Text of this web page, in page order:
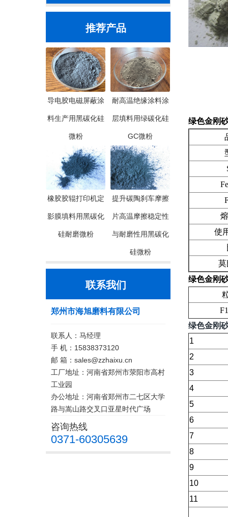
推荐产品
导电胶电磁屏蔽涂
料生产用黑碳化硅
微粉
耐高温绝缘涂料涂
层填料用绿碳化硅
GC微粉
橡胶胶辊打印机定
影膜填料用黑碳化
硅耐磨微粉
提升碳陶刹车摩擦
片高温摩擦稳定性
与耐磨性用黑碳化
硅微粉
联系我们
郑州市海旭磨料有限公司
联系人：马经理
手 机：15838373120
邮 箱：sales@zzhaixu.cn
工厂地址：河南省郑州市荥阳市高村
工业园
办公地址：河南省郑州市二七区大学
路与嵩山路交叉口亚星时代广场
咨询热线
0371-60305639
绿色金刚
品
型
熔
使用
比
莫氏
绿色金刚
粒
绿色金刚
1
2
3
4
5
6
7
8
9
10
11